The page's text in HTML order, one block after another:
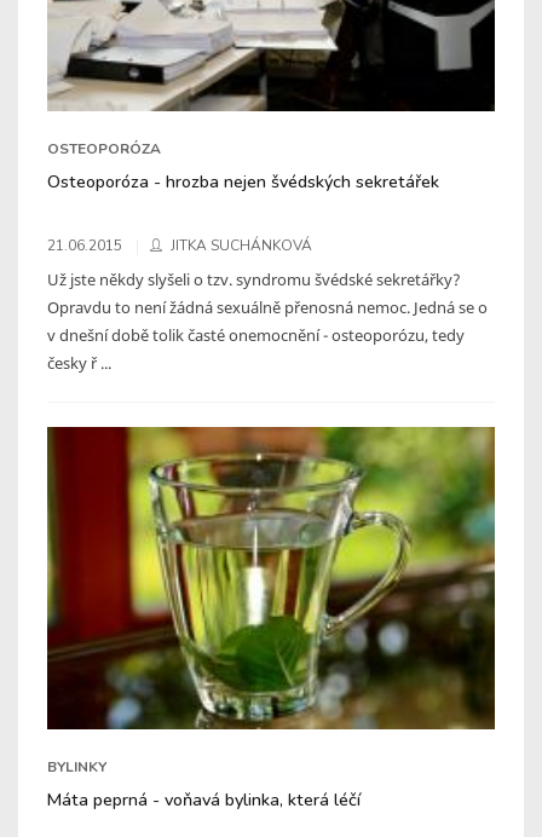
OSTEOPORÓZA
Osteoporóza - hrozba nejen švédských sekretářek
21.06.2015 JITKA SUCHÁNKOVÁ
Už jste někdy slyšeli o tzv. syndromu švédské sekretářky?
Opravdu to není žádná sexuálně přenosná nemoc. Jedná se o
v dnešní době tolik časté onemocnění - osteoporózu, tedy
česky ř ...
BYLINKY
Máta peprná - voňavá bylinka, která léčí